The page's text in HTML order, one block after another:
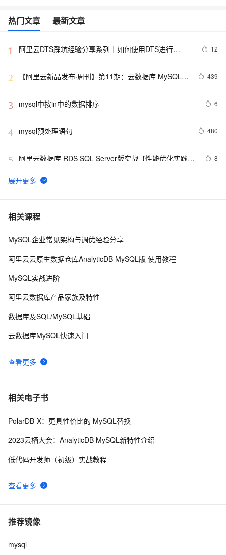
热门文章 最新文章
1
阿里云DTS踩坑经验分享系列｜如何使用DTS进行
12
2
【阿里云新品发布·周刊】第11期：云数据库 MySQL
439
3 mysql中按in中的数据排序 6
4 mysql预处理语句 480
5
阿里云数据库 RDS SQL Server版实战【性能优化实践、
8
6 MySQL插入时间戳字段的值
7 MySQL怎么卸载干净
8 MySQL调优
10mysql 主从复制实现原理
相关课程
查看更多
MySQL企业常见架构与调优经验分享
阿里云云原生数据仓库AnalyticDB MySQL版 使用教程
MySQL实战进阶
阿里云数据库产品家族及特性
数据库及SQL/MySQL基础
云数据库MySQL快速入门
相关电子书
查看更多
PolarDB-X：更具性价比的 MySQL替换
2023云栖大会：AnalyticDB MySQL新特性介绍
低代码开发师（初级）实战教程
推荐镜像
mysql